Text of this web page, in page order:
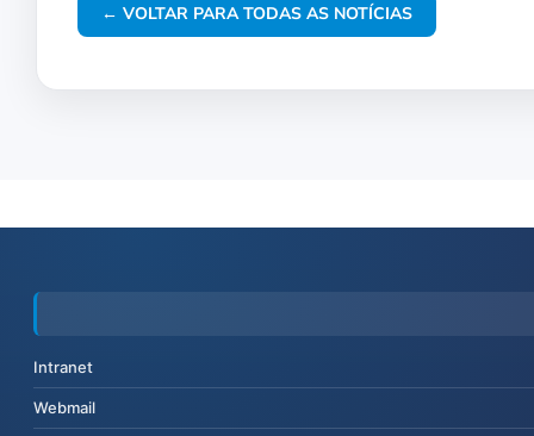
← VOLTAR PARA TODAS AS NOTÍCIAS
Intranet
Webmail